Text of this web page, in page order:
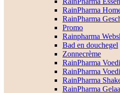
RainPharma
RainPharma
Promo
Rainpharma
Bad en douchegel
Zonnecrème
RainPharma
RainPharma
RainPharma
RainPharma